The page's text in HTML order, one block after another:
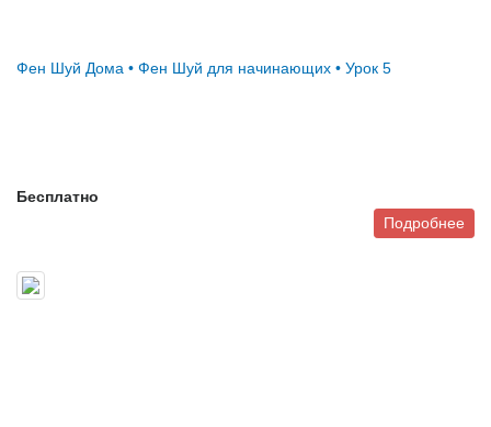
Фен Шуй Дома • Фен Шуй для начинающих • Урок 5
Бесплатно
Подробнее